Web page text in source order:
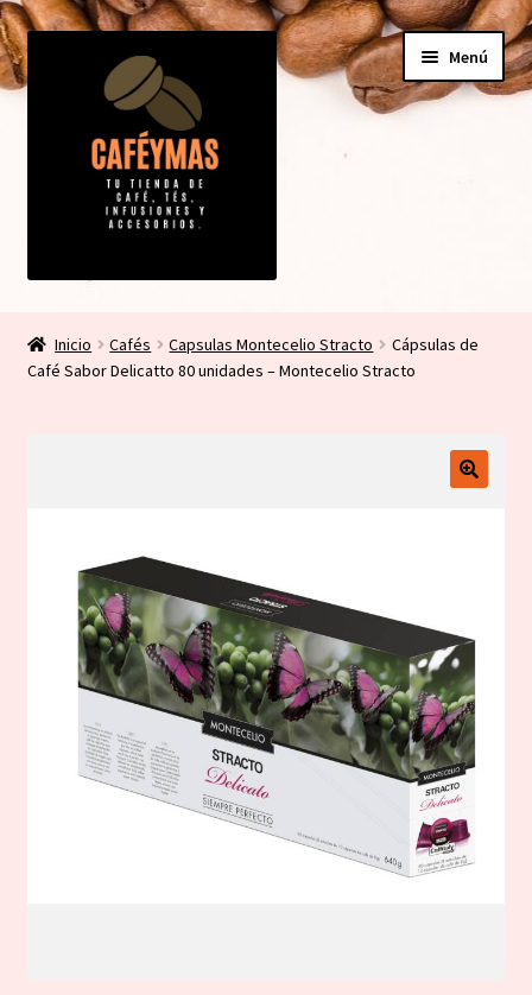
Ir
a
navegación
Ir
al
contenido
Menú
el
Mi cuenta
hijo
Inicio Cafés Capsulas Montecelio Stracto
Cápsulas de
Café Sabor Delicatto 80 unidades – Montecelio Stracto